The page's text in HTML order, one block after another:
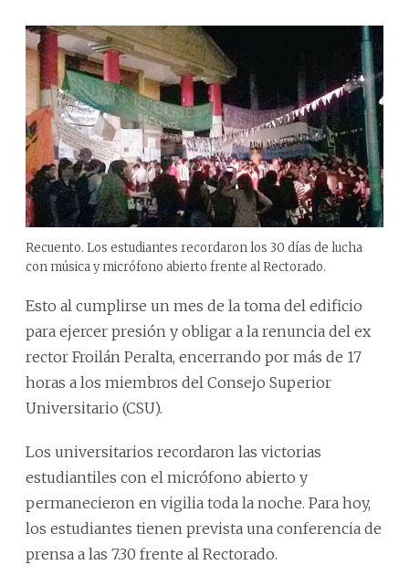
Recuento. Los estudiantes recordaron los 30 días de lucha
con música y micrófono abierto frente al Rectorado.
Esto al cumplirse un mes de la toma del edificio
para ejercer presión y obligar a la renuncia del ex
rector Froilán Peralta, encerrando por más de 17
horas a los miembros del Consejo Superior
Universitario (CSU).
Los universitarios recordaron las victorias
estudiantiles con el micrófono abierto y
permanecieron en vigilia toda la noche. Para hoy,
los estudiantes tienen prevista una conferencia de
prensa a las 7.30 frente al Rectorado.